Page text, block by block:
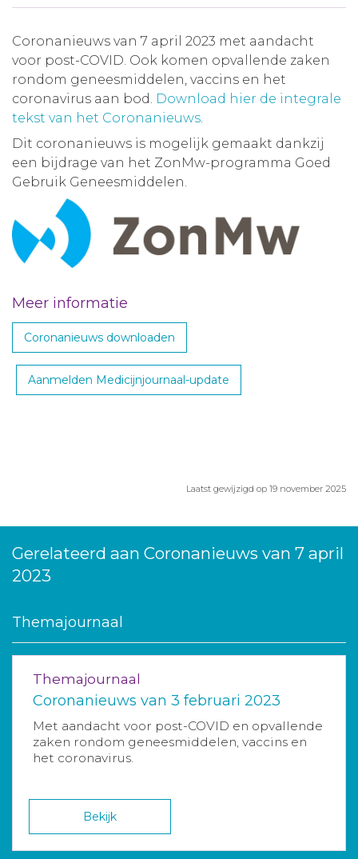
Coronanieuws van 7 april 2023 met aandacht
voor post-COVID. Ook komen opvallende zaken
rondom geneesmiddelen, vaccins en het
coronavirus aan bod. Download hier de integrale
tekst van het Coronanieuws.
Dit coronanieuws is mogelijk gemaakt dankzij
een bijdrage van het ZonMw-programma Goed
Gebruik Geneesmiddelen.
Meer informatie
Coronanieuws downloaden
Aanmelden Medicijnjournaal-update
Laatst gewijzigd op 19 november 2025
Gerelateerd aan Coronanieuws van 7 april
2023
Themajournaal
Themajournaal
Coronanieuws van 3 februari 2023
Met aandacht voor post-COVID en opvallende
zaken rondom geneesmiddelen, vaccins en
het coronavirus.
Bekijk